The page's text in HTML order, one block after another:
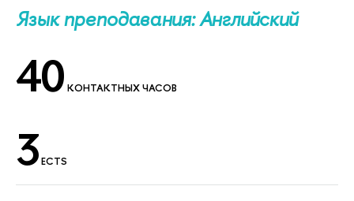
Язык преподавания: Английский
40 КОНТАКТНЫХ ЧАСОВ
3ECTS